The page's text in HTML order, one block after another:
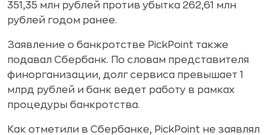
351,35 млн рублей против убытка 262,61 млн
рублей годом ранее.
Заявление о банкротстве PickPoint также
подавал Сбербанк. По словам представителя
финорганизации, долг сервиса превышает 1
млрд рублей и банк ведет работу в рамках
процедуры банкротства.
Как отметили в Сбербанке, PickPoint не заявлял